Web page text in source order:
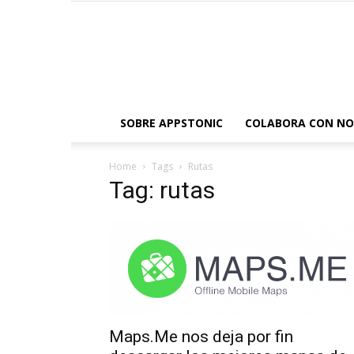
SOBRE APPSTONIC COLABORA CON
Home Tags Rutas
Tag: rutas
Maps.Me nos deja por fin